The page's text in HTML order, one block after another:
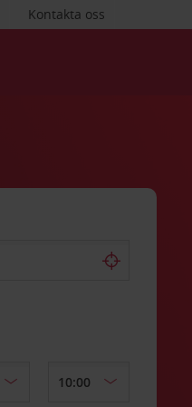
Kontakta oss